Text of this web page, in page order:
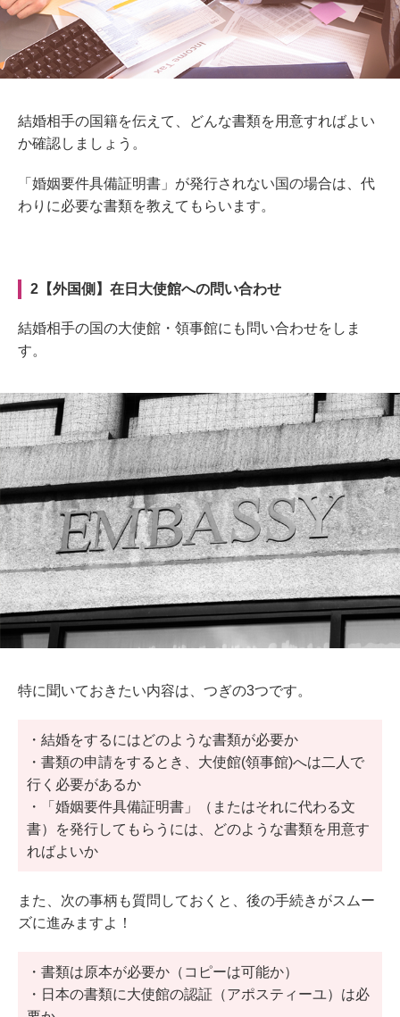
結婚相手の国籍を伝えて、どんな書類を用意すればよい
か確認しましょう。
「婚姻要件具備証明書」が発行されない国の場合は、代
わりに必要な書類を教えてもらいます。
2【外国側】在日大使館への問い合わせ
結婚相手の国の大使館・領事館にも問い合わせをしま
す。
特に聞いておきたい内容は、つぎの3つです。
・結婚をするにはどのような書類が必要か
・書類の申請をするとき、大使館(領事館)へは二人で
行く必要があるか
・「婚姻要件具備証明書」（またはそれに代わる文
書）を発行してもらうには、どのような書類を用意す
ればよいか
また、次の事柄も質問しておくと、後の手続きがスムー
ズに進みますよ！
・書類は原本が必要か（コピーは可能か）
・日本の書類に大使館の認証（アポスティーユ）は必